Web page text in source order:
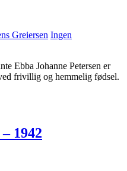
Greiersen Ingen
Ebba Johanne Petersen er
frivillig og hemmelig fødsel.
1942